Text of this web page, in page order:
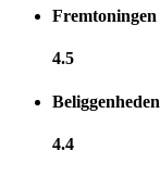
Fremtoningen
4.5
Beliggenheden
4.4